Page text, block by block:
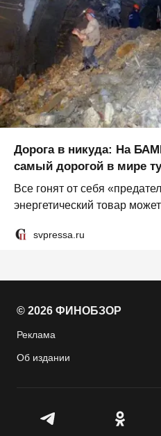
Дорога в никуда: На
самый дорогой в мире
Все гонят от себя
энергетический товар
svpressa.ru
© 2026 ФИНОБЗОР
Реклама
Об издании